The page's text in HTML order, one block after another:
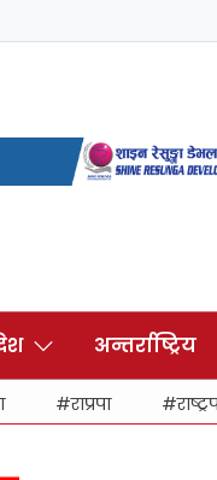
अन्तर्राष्ट्रिय
राप्रपा